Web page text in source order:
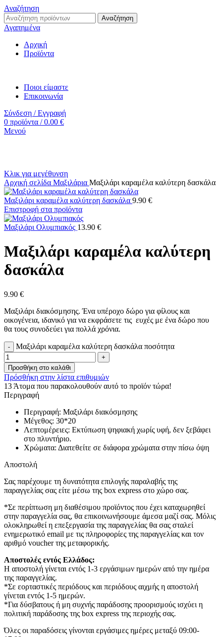
Αναζήτηση
Αναζήτηση
Αγαπημένα
Αρχική
Προϊόντα
Ποιοι είμαστε
Επικοινωνία
Σύνδεση / Εγγραφή
0 προϊόντα / 0.00 €
Μενού
Κλικ για μεγέθυνση
Αρχική σελίδα Μαξιλάρια Μαξιλάρι καραμέλα καλύτερη δασκάλα
Μαξιλάρι καραμέλα καλύτερη δασκάλα 9.90 €
Επιστροφή στα προϊόντα
Μαξιλάρι Ολυμπιακός 13.90 €
Μαξιλάρι καραμέλα καλύτερη
δασκάλα
9.90 €
Μαξιλάρι διακόσμησης. Ένα υπέροχο δώρο για φίλους και
οικογένεια, ιδανικό για να εκφράσετε τις ευχές με ένα δώρο που
θα τους συνοδεύει για πολλά χρόνια.
Μαξιλάρι καραμέλα καλύτερη δασκάλα ποσότητα
Προσθήκη στο καλάθι
Πρόσθήκη στην λίστα επιθυμιών
13 Άτομα που παρακολουθούν αυτό το προϊόν τώρα!
Περιγραφή
Περιγραφή: Μαξιλάρι διακόσμησης
Μέγεθος: 30*20
Λεπτομέρειες: Εκτύπωση ψηφιακή χωρίς υφή, δεν ξεβάφει
στο πλυντήριο.
Χρώματα: Διατεθείτε σε διάφορα χρώματα στην πίσω όψη
Αποστολή
Σας παρέχουμε τη δυνατότητα επιλογής παραλαβής της
παραγγελίας σας είτε μέσω της box express στο χώρο σας.
*Σε περίπτωση μη διαθέσιμου προϊόντος που έχει καταχωρηθεί
στην παραγγελία σας, θα επικοινωνήσουμε άμεσα μαζί σας. Μόλις
ολοκληρωθεί η επεξεργασία της παραγγελίας θα σας σταλεί
ενημερωτικό email με τις πληροφορίες της παραγγελίας και τον
αριθμό voucher της μεταφορικής.
Αποστολές εντός Ελλάδος:
Η αποστολή γίνεται εντός 1-3 εργάσιμων ημερών από την ημέρα
της παραγγελίας.
*Σε εορταστικές περιόδους και περιόδους αιχμής η αποστολή
γίνεται εντός 1-5 ημερών.
*Για δύσβατους ή μη συχνής παράδοσης προορισμούς ισχύει η
πολιτική παράδοσης της box express της περιοχής σας.
Όλες οι παραδόσεις γίνονται εργάσιμες ημέρες μεταξύ 09:00-